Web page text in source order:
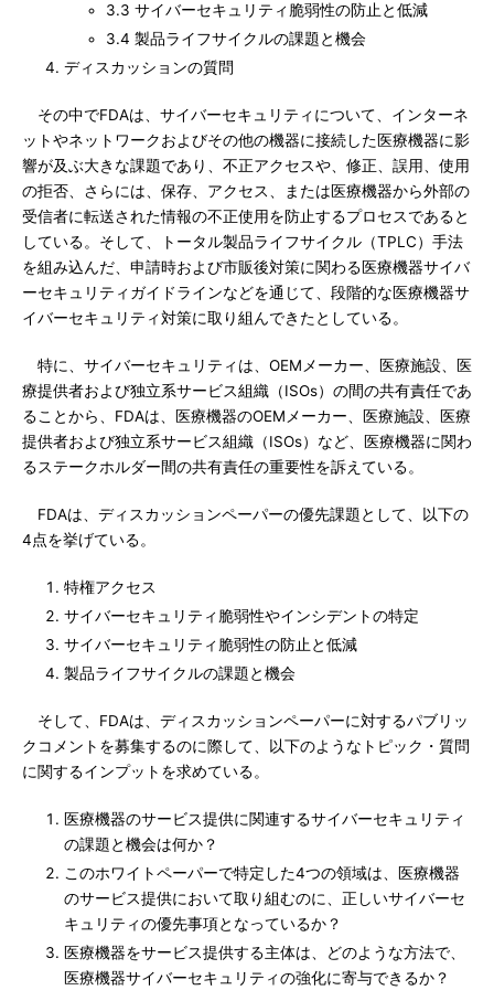
3.3 サイバーセキュリティ脆弱性の防止と低減
3.4 製品ライフサイクルの課題と機会
ディスカッションの質問
その中でFDAは、サイバーセキュリティについて、インターネ
ットやネットワークおよびその他の機器に接続した医療機器に影
響が及ぶ大きな課題であり、不正アクセスや、修正、誤用、使用
の拒否、さらには、保存、アクセス、または医療機器から外部の
受信者に転送された情報の不正使用を防止するプロセスであると
している。そして、トータル製品ライフサイクル（TPLC）手法
を組み込んだ、申請時および市販後対策に関わる医療機器サイバ
ーセキュリティガイドラインなどを通じて、段階的な医療機器サ
イバーセキュリティ対策に取り組んできたとしている。
特に、サイバーセキュリティは、OEMメーカー、医療施設、医
療提供者および独立系サービス組織（ISOs）の間の共有責任であ
ることから、FDAは、医療機器のOEMメーカー、医療施設、医療
提供者および独立系サービス組織（ISOs）など、医療機器に関わ
るステークホルダー間の共有責任の重要性を訴えている。
FDAは、ディスカッションペーパーの優先課題として、以下の
4点を挙げている。
特権アクセス
サイバーセキュリティ脆弱性やインシデントの特定
サイバーセキュリティ脆弱性の防止と低減
製品ライフサイクルの課題と機会
そして、FDAは、ディスカッションペーパーに対するパブリッ
クコメントを募集するのに際して、以下のようなトピック・質問
に関するインプットを求めている。
医療機器のサービス提供に関連するサイバーセキュリティ
の課題と機会は何か？
このホワイトペーパーで特定した4つの領域は、医療機器
のサービス提供において取り組むのに、正しいサイバーセ
キュリティの優先事項となっているか？
医療機器をサービス提供する主体は、どのような方法で、
医療機器サイバーセキュリティの強化に寄与できるか？